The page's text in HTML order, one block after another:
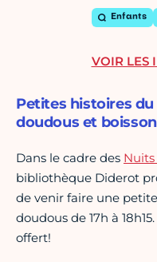
Enfants
Petites histoires
doudous et
Dans le cadre des
bibliothèque Diderot
de venir faire une
doudous de 17h à
offert!
VOIR LES